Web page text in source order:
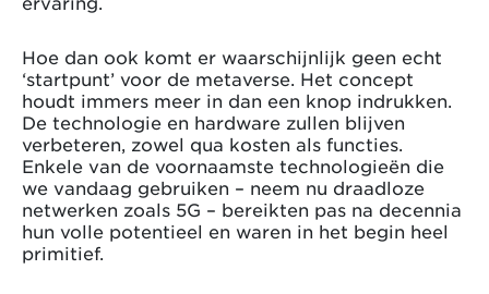
Hoe dan ook komt er waarschijnlijk geen echt
‘startpunt’ voor de metaverse. Het concept
houdt immers meer in dan een knop indrukken.
De technologie en hardware zullen blijven
verbeteren, zowel qua kosten als functies.
Enkele van de voornaamste technologieën die
we vandaag gebruiken – neem nu draadloze
netwerken zoals 5G – bereikten pas na decennia
hun volle potentieel en waren in het begin heel
primitief.